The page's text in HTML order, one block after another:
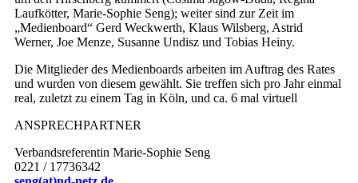
Laufkötter, Marie-Sophie Seng); weiter sind zur Zeit im
„Medienboard“ Gerd Weckwerth, Klaus Wilsberg, Astrid
Werner, Joe Menze, Susanne Undisz und Tobias Heiny.
Die Mitglieder des Medienboards arbeiten im Auftrag des Rates
und wurden von diesem gewählt. Sie treffen sich pro Jahr einmal
real, zuletzt zu einem Tag in Köln, und ca. 6 mal virtuell
ANSPRECHPARTNER
Verbandsreferentin Marie-Sophie Seng
0221 / 17736342